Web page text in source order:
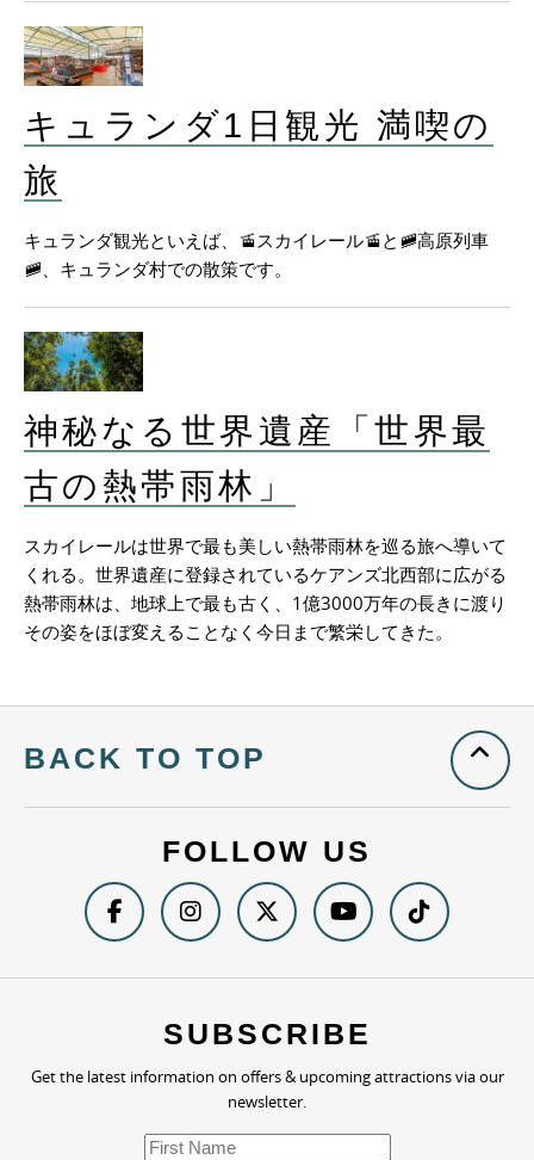
キュランダ1日観光 満喫の
旅
キュランダ観光といえば、🚡スカイレール🚡と🚞高原列車
🚞、キュランダ村での散策です。
神秘なる世界遺産「世界最
古の熱帯雨林」
スカイレールは世界で最も美しい熱帯雨林を巡る旅へ導いて
くれる。世界遺産に登録されているケアンズ北西部に広がる
熱帯雨林は、地球上で最も古く、1億3000万年の長きに渡り
その姿をほぼ変えることなく今日まで繁栄してきた。
BACK TO TOP
FOLLOW US
SUBSCRIBE
Get the latest information on offers & upcoming attractions via our
newsletter.